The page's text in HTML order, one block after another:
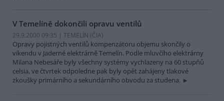
V Temelíně dokončili opravu ventilů
29.9.2000 09:35 | TEMELÍN (ČIA)
Opravy pojistných ventilů kompenzátoru objemu skončily o
víkendu v Jaderné elektrárně Temelín. Podle mluvčího elektrárny
Milana Nebesáře byly všechny systémy vychlazeny na 60 stupňů
celsia, ve čtvrtek odpoledne pak byly opět zahájeny tlakové
zkoušky primárního a sekundárního obvodu za studena.